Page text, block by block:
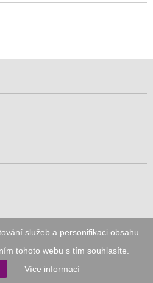
služeb a personifikaci obsahu
tohoto webu s tím souhlasíte.
Více informací
členem Asociace pro elektronickou